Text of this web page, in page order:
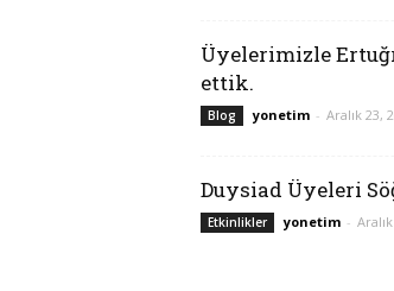
Üyelerimizle
ettik.
Blog yonetim - Aralık 23,
Duysiad Üyeleri
Etkinlikler yonetim -